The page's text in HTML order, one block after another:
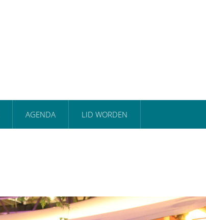
AGENDA LID WORDEN